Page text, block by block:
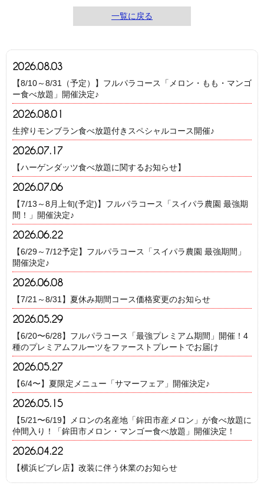
2026.08.03
【8/10～8/31（予定）】フルパラコース「メロン・もも・マンゴ
ー食べ放題」開催決定♪
2026.08.01
生搾りモンブラン食べ放題付きスペシャルコース開催♪
2026.07.17
【ハーゲンダッツ食べ放題に関するお知らせ】
2026.07.06
【7/13～8月上旬(予定)】フルパラコース「スイパラ農園 最強期
間！」開催決定♪
2026.06.22
【6/29～7/12予定】フルパラコース「スイパラ農園 最強期間」
開催決定♪
2026.06.08
【7/21～8/31】夏休み期間コース価格変更のお知らせ
2026.05.29
【6/20〜6/28】フルパラコース「最強プレミアム期間」開催！4
種のプレミアムフルーツをファーストプレートでお届け
2026.05.27
【6/4〜】夏限定メニュー「サマーフェア」開催決定♪
2026.05.15
【5/21〜6/19】メロンの名産地「鉾田市産メロン」が食べ放題に
仲間入り！「鉾田市メロン・マンゴー食べ放題」開催決定！
2026.04.22
【横浜ビブレ店】改装に伴う休業のお知らせ
一覧に戻る